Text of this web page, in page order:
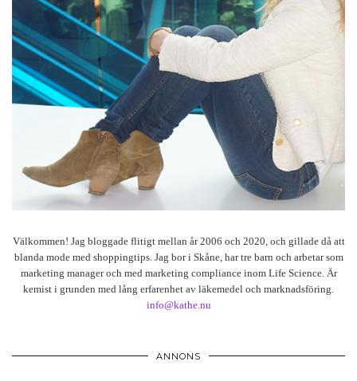
Välkommen! Jag bloggade flitigt mellan år 2006 och 2020, och gillade då att
blanda mode med shoppingtips. Jag bor i Skåne, har tre barn och arbetar som
marketing manager och med marketing compliance inom Life Science. Är
kemist i grunden med lång erfarenhet av läkemedel och marknadsföring.
info@kathe.nu
ANNONS